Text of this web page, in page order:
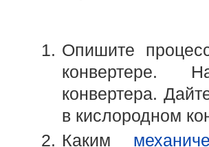
Опишите
конвертере.
конвертера.
в кислородном
Каким